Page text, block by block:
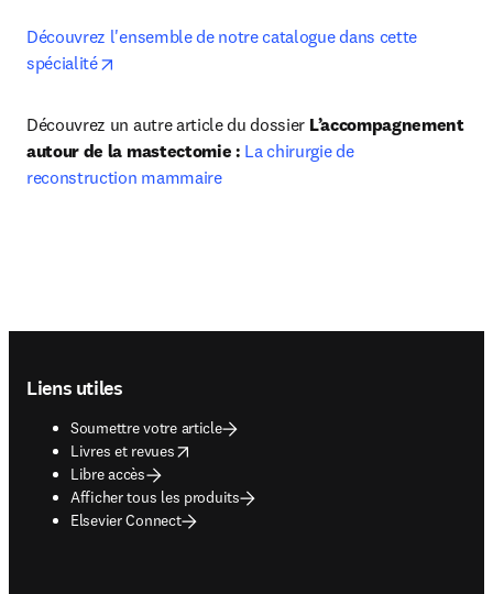
Découvrez l'ensemble de notre catalogue dans cette
spécialité
Découvrez un autre article du dossier L’accompagnement
autour de la mastectomie : La chirurgie de
reconstruction mammaire
Liens utiles
Soumettre votre article
Livres et revues
opens in new tab/window
Libre accès
Afficher tous les produits
Elsevier Connect